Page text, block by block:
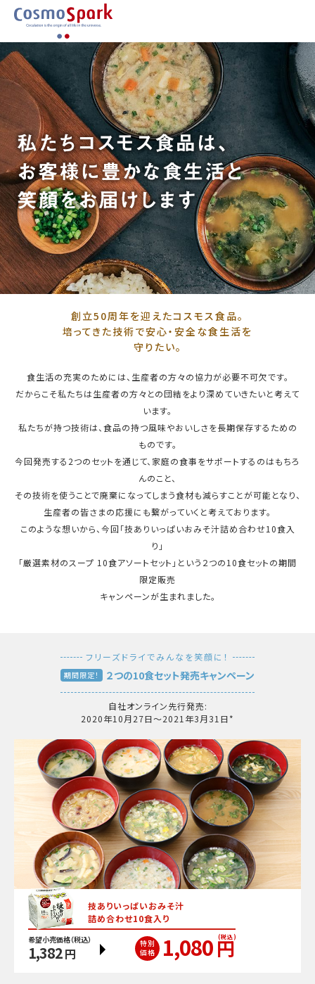
創立50周年を迎えたコスモス食品。
培ってきた技術で安心・安全な食生活を
守りたい。
食生活の充実のためには、生産者の方々の協力が必要不可欠です。
だからこそ私たちは生産者の方々との団結をより深めていきたいと考えて
います。
私たちが持つ技術は、食品の持つ風味やおいしさを長期保存するための
ものです。
今回発売する2つのセットを通じて、家庭の食事をサポートするのはもちろ
んのこと、
その技術を使うことで廃棄になってしまう食材も減らすことが可能となり、
生産者の皆さまの応援にも繋がっていくと考えております。
このような想いから、今回「技ありいっぱいおみそ汁詰め合わせ10食入
り」
「厳選素材のスープ 10食アソートセット」という２つの10食セットの期間
限定販売
キャンペーンが生まれました。
フリーズドライでみんなを笑顔に！
期間限定！ ２つの10食セット発売キャンペーン
自社オンライン先行発売:
2020年10月27日〜2021年3月31日*
技ありいっぱいおみそ汁
詰め合わせ10食入り
希望小売価格（税込）
1,382円
特別
価格
1,080円
(税込)